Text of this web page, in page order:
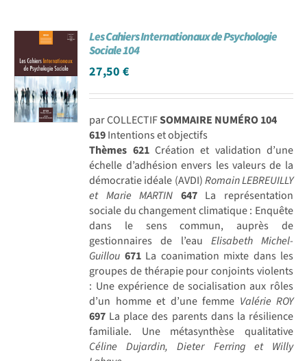
Les Cahiers Internationaux de Psychologie
Sociale 104
27,50€
par COLLECTIFSOMMAIRE NUMÉRO 104
619Intentions et objectifs
Thèmes 621Création et validation d’une
échelle d’adhésion envers les valeurs de la
démocratie idéale (AVDI)Romain LEBREUILLY
et Marie MARTIN 647La représentation
sociale du changement climatique : Enquête
dans le sens commun, auprès de
gestionnaires de l’eau Elisabeth Michel-
Guillou 671La coanimation mixte dans les
groupes de thérapie pour conjoints violents
: Une expérience de socialisation aux rôles
d’un homme et d’une femme Valérie ROY
697 La place des parents dans la résilience
familiale. Une métasynthèse qualitative
Céline Dujardin, Dieter Ferring et Willy